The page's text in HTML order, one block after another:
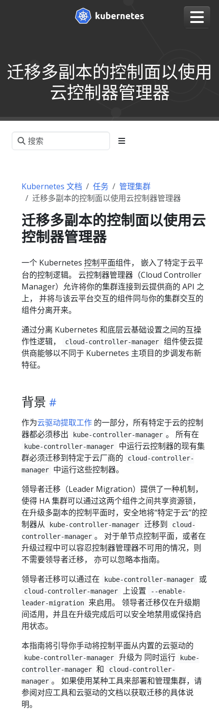
迁移多副本的控制面以使用
云控制器管理器
Kubernetes 文档 任务
管理集群
迁移多副本的控制面以使用云控制器管理器
迁移多副本的控制面以使用云
控制器管理器
一个 Kubernetes 控制平面组件， 嵌入了特定于云平
台的控制逻辑。 云控制器管理器（Cloud Controller
Manager）允许将你的集群连接到云提供商的 API 之
上， 并将与该云平台交互的组件同与你的集群交互的
组件分离开来。
通过分离 Kubernetes 和底层云基础设置之间的互操
作性逻辑，
cloud-controller-manager
组件使云提
供商能够以不同于 Kubernetes 主项目的步调发布新
特征。
背景
作为云驱动提取工作 的一部分，所有特定于云的控制
器都必须移出
kube-controller-manager 。 所有在
kube-controller-manager
中运行云控制器的现有集
群必须迁移到特定于云厂商的
cloud-controller-
manager
中运行这些控制器。
领导者迁移（Leader Migration）提供了一种机制，
使得 HA 集群可以通过这两个组件之间共享资源锁，
在升级多副本的控制平面时，安全地将“特定于云”的控
制器从
kube-controller-manager 迁移到
cloud-
controller-manager 。 对于单节点控制平面，或者在
升级过程中可以容忍控制器管理器不可用的情况，则
不需要领导者迁移， 亦可以忽略本指南。
领导者迁移可以通过在
kube-controller-manager 或
cloud-controller-manager 上设置
--enable-
leader-migration
来启用。 领导者迁移仅在升级期
间适用，并且在升级完成后可以安全地禁用或保持启
用状态。
本指南将引导你手动将控制平面从内置的云驱动的
kube-controller-manager 升级为 同时运行
kube-
controller-manager 和
cloud-controller-
manager 。 如果使用某种工具来部署和管理集群，请
参阅对应工具和云驱动的文档以获取迁移的具体说
明。